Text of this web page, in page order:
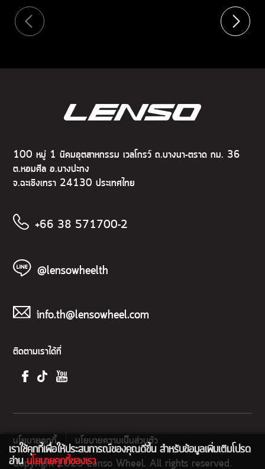
100 หมู่ 1 นิคมอุตสาหกรรม เวลโกรว์ ถ.บางนา-ตราด กม. 36
ต.หอมศีล อ.บางปะกง
จ.ฉะเชิงเทรา 24130 ประเทศไทย
+66 38 571700-2
@lensowheelth
info.th@lensowheel.com
ติดตามเราได้ที่
Copyright 2025 Lenso Wheel. All rights reserved.
นโยบายคุกกี้ นโยบายความเป็นส่วนตัว
เราใช้คุกกี้เพื่อให้ประสบการณ์ของคุณดีขึ้น สำหรับข้อมูลเพิ่มเติมโปรด
อ่านนโยบายคุกกี้ของเรา